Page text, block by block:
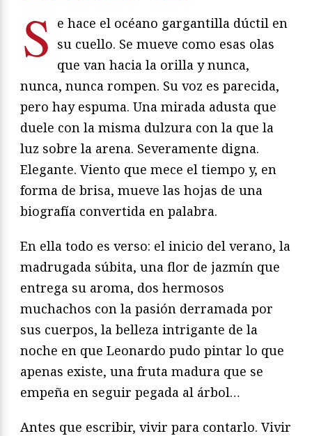
S e hace el océano gargantilla dúctil en
su cuello. Se mueve como esas olas
que van hacia la orilla y nunca,
nunca, nunca rompen. Su voz es parecida,
pero hay espuma. Una mirada adusta que
duele con la misma dulzura con la que la
luz sobre la arena. Severamente digna.
Elegante. Viento que mece el tiempo y, en
forma de brisa, mueve las hojas de una
biografía convertida en palabra.
En ella todo es verso: el inicio del verano, la
madrugada súbita, una flor de jazmín que
entrega su aroma, dos hermosos
muchachos con la pasión derramada por
sus cuerpos, la belleza intrigante de la
noche en que Leonardo pudo pintar lo que
apenas existe, una fruta madura que se
empeña en seguir pegada al árbol…
Antes que escribir, vivir para contarlo. Vivir